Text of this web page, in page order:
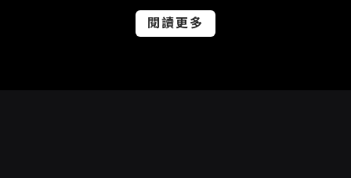
卡、Apple Pay、Google Pay、ATM 轉帳）、
分銷點及超商取票等，並提供身心障礙相關優待
閱讀更多